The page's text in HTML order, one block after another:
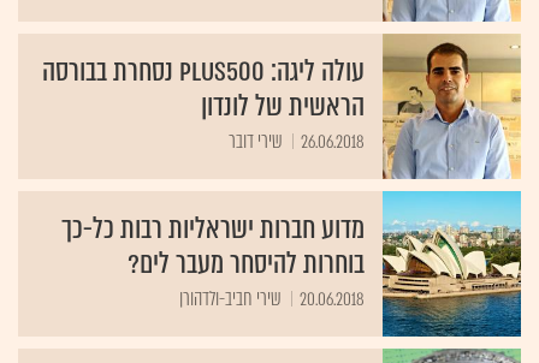
עולה ליגה: Plus500 נסחרת בבורסה
הראשית של לונדון
26.06.2018 שירי דובר
מדוע חברות ישראליות רבות כל-כך
בוחרות להיסחר מעבר לים?
20.06.2018 שירי חביב-ולדהורן